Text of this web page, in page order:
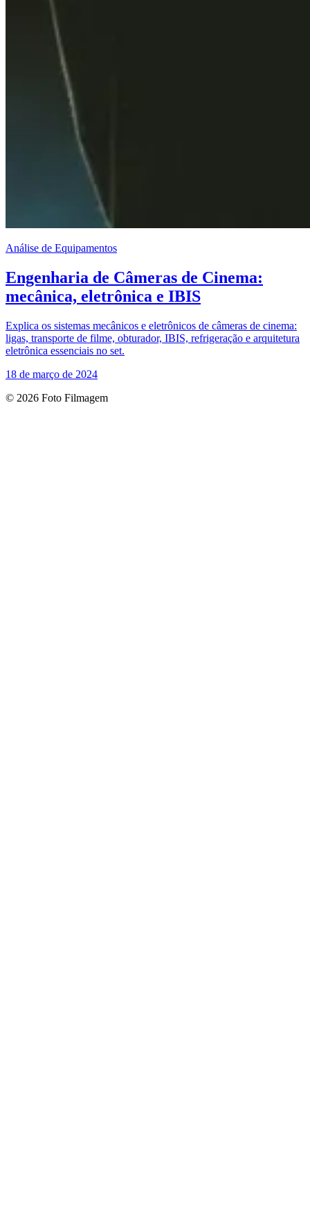
Análise de Equipamentos
Engenharia de Câmeras de Cinema:
mecânica, eletrônica e IBIS
Explica os sistemas mecânicos e eletrônicos de câmeras de cinema:
ligas, transporte de filme, obturador, IBIS, refrigeração e arquitetura
eletrônica essenciais no set.
18 de março de 2024
© 2026 Foto Filmagem